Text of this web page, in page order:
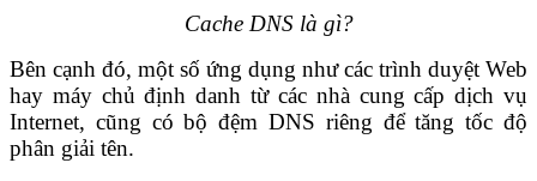
Cache DNS là gì?
Bên cạnh đó, một số ứng dụng như các trình duyệt Web
hay máy chủ định danh từ các nhà cung cấp dịch vụ
Internet, cũng có bộ đệm DNS riêng để tăng tốc độ
phân giải tên.